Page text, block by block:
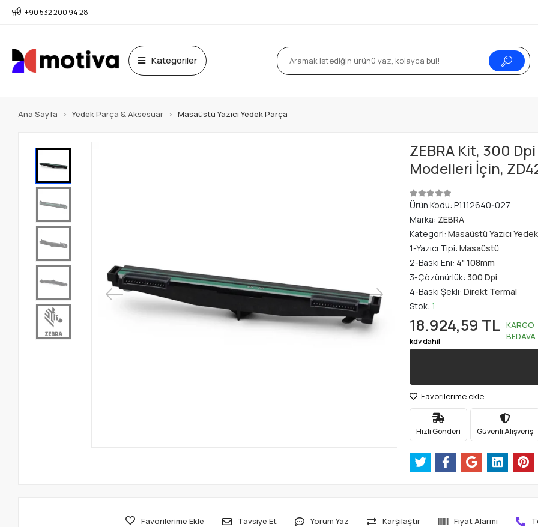
+90 532 200 94 28
Kategoriler
Ana Sayfa Yedek Parça & Aksesuar Masaüstü Yazıcı Yedek Parça
ZEBRA Kit, 300
Modelleri İçin,
Ürün Kodu: P1112640-027
Marka: ZEBRA
Kategori: Masaüstü Yazıcı
1-Yazıcı Tipi: Masaüstü
2-Baskı Eni: 4" 108mm
3-Çözünürlük: 300 Dpi
4-Baskı Şekli: Direkt Termal
Stok: 1
18.924,59 TL
kdv dahil
KARGO
BEDAVA
Favorilerime ekle
Hızlı Gönderi Güvenli Alışveriş
Favorilerime Ekle Tavsiye Et Yorum Yaz Karşılaştır Fiyat Alarmı